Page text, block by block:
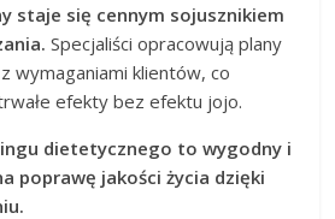
staje się cennym sojusznikiem
Specjaliści opracowują plany
wymaganiami klientów, co
efekty bez efektu jojo.
dietetycznego to wygodny i
poprawę jakości życia dzięki